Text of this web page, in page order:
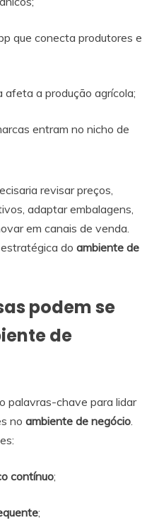
que conecta produtores e
afeta a produção agrícola;
entram no nicho de
revisar preços,
adaptar embalagens,
em canais de venda.
do ambiente de
podem se
de
palavras-chave para lidar
no ambiente de negócio
contínuo;
;